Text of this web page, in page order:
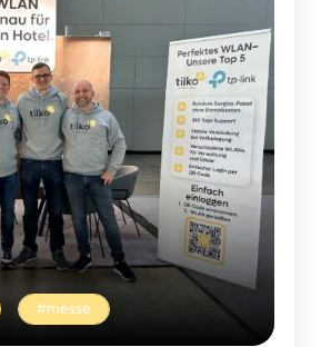
#messe